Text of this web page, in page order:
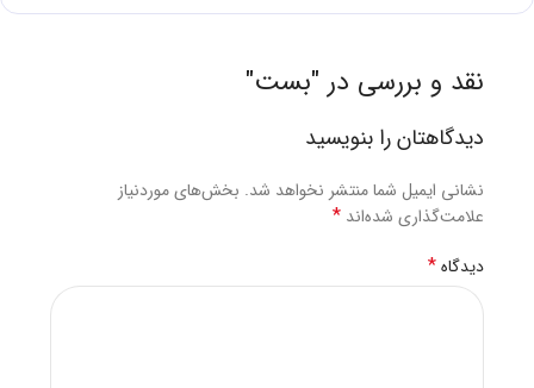
نقد و بررسی در "بست"
دیدگاهتان را بنویسید
نشانی ایمیل شما منتشر نخواهد شد. بخش‌های موردنیاز
علامت‌گذاری شده‌اند *
دیدگاه*